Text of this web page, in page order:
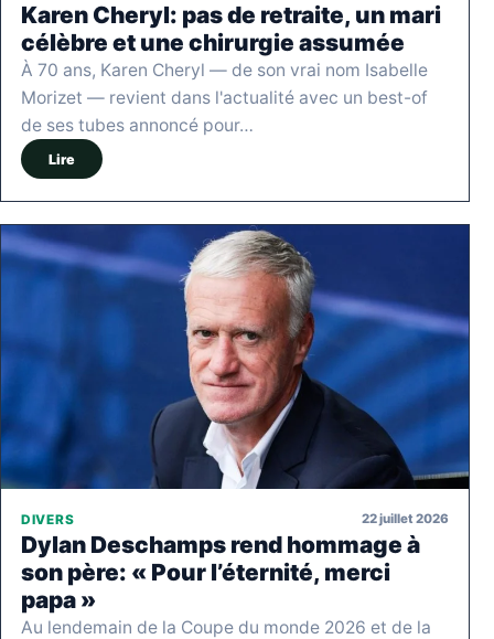
Karen Cheryl: pas de retraite, un mari
célèbre et une chirurgie assumée
À 70 ans, Karen Cheryl — de son vrai nom Isabelle
Morizet — revient dans l'actualité avec un best-of
de ses tubes annoncé pour…
Lire
DIVERS 22 juillet 2026
Dylan Deschamps rend hommage à
son père: « Pour l’éternité, merci
papa »
Au lendemain de la Coupe du monde 2026 et de la